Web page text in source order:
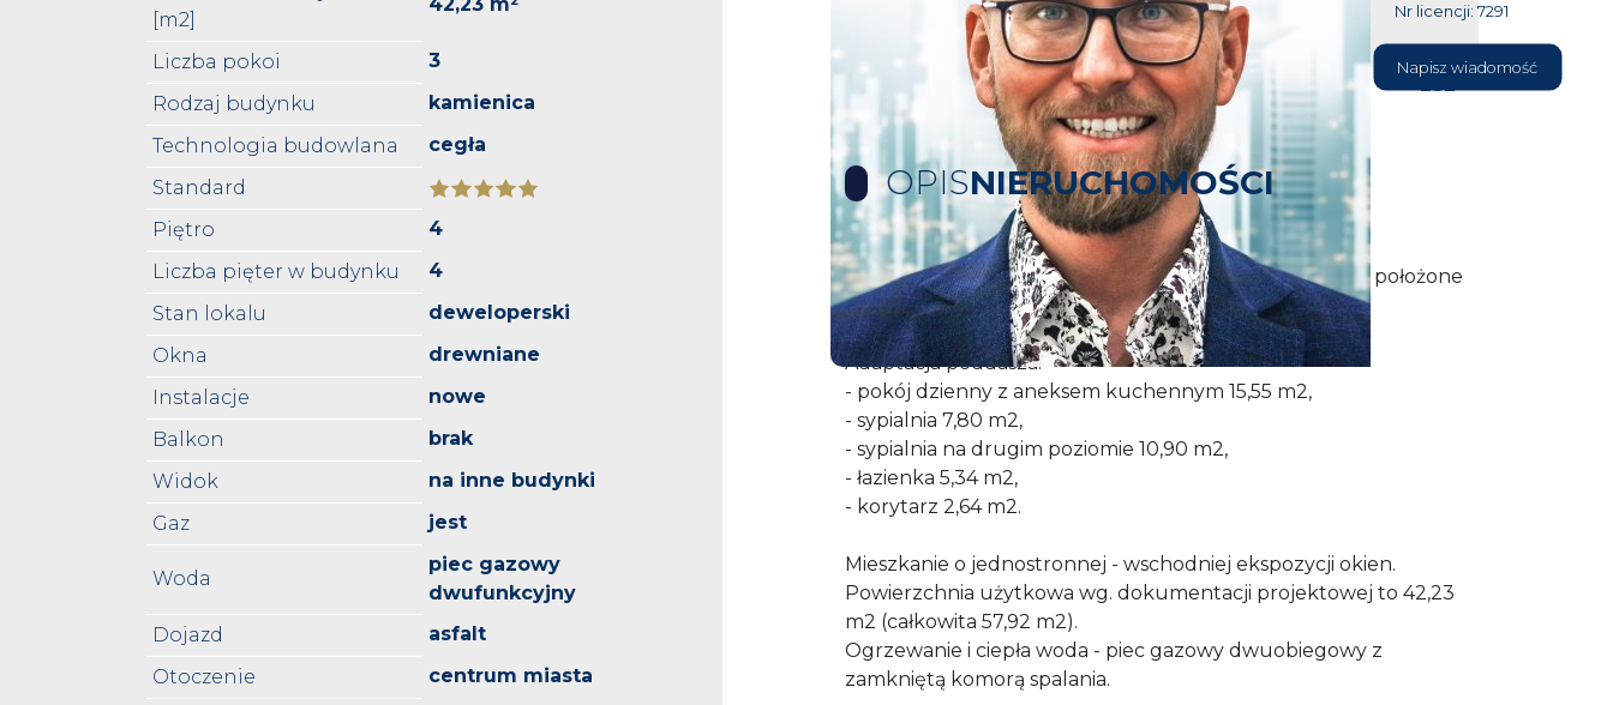
[m2]
Liczba pokoi
3
Rodzaj budynku
kamienica
Technologia budowlana
cegła
Standard
Piętro
4
Liczba pięter w budynku
4
Stan lokalu
deweloperski
Okna
drewniane
Instalacje
nowe
Balkon
brak
Widok
na inne budynki
Gaz
jest
Woda
piec gazowy
dwufunkcyjny
Dojazd
asfalt
Otoczenie
centrum miasta
Nr licencji: 7291
604 177
232
Napisz wiadomość
OPISNIERUCHOMOŚCI
Do sprzedaży mieszkanie 3 pokojowe, dwupoziomowe, położone
przy Bolesława Śmiałego (przy przychodni).
Adaptacja poddasza:
- pokój dzienny z aneksem kuchennym 15,55 m2,
- sypialnia 7,80 m2,
- sypialnia na drugim poziomie 10,90 m2,
- łazienka 5,34 m2,
- korytarz 2,64 m2.
Mieszkanie o jednostronnej - wschodniej ekspozycji okien.
Powierzchnia użytkowa wg. dokumentacji projektowej to 42,23
m2 (całkowita 57,92 m2).
Ogrzewanie i ciepła woda - piec gazowy dwuobiegowy z
zamkniętą komorą spalania.